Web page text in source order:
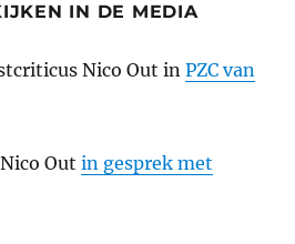
IN DE MEDIA
Nico Out inPZC van
Outin gesprek met